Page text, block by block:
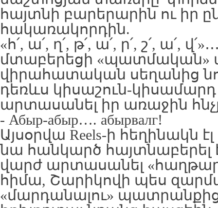
հայտնի բարերարին ու իր
հակառակորդին.
«հ՛, ա՛, ղ՛, թ՛, ա՛, ր՛, շ՛, ա՛,
մտաբերեցի «պատմական»
վիրահատական սեղանից
դեռևս կիսաշուն-
արտասանել իր առաջին
- Абыр-абыр…. абырвалг!
Այսօրվա Reels-ի հեղինակն
նա հանկարծ հայտնաբերել
վարժ արտասանել
հիմա, Շարիկովի պես
«մարդանալու»